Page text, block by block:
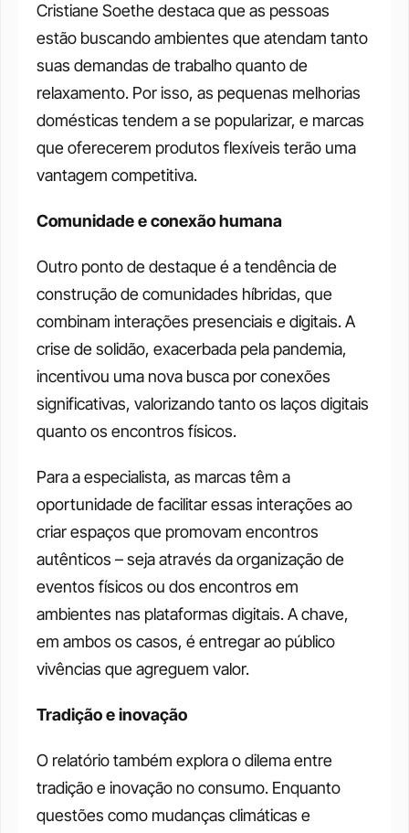
Cristiane Soethe destaca que as pessoas
estão buscando ambientes que atendam tanto
suas demandas de trabalho quanto de
relaxamento. Por isso, as pequenas melhorias
domésticas tendem a se popularizar, e marcas
que oferecerem produtos flexíveis terão uma
vantagem competitiva.
Comunidade e conexão humana
Outro ponto de destaque é a tendência de
construção de comunidades híbridas, que
combinam interações presenciais e digitais. A
crise de solidão, exacerbada pela pandemia,
incentivou uma nova busca por conexões
significativas, valorizando tanto os laços digitais
quanto os encontros físicos.
Para a especialista, as marcas têm a
oportunidade de facilitar essas interações ao
criar espaços que promovam encontros
autênticos – seja através da organização de
eventos físicos ou dos encontros em
ambientes nas plataformas digitais. A chave,
em ambos os casos, é entregar ao público
vivências que agreguem valor.
Tradição e inovação
O relatório também explora o dilema entre
tradição e inovação no consumo. Enquanto
questões como mudanças climáticas e